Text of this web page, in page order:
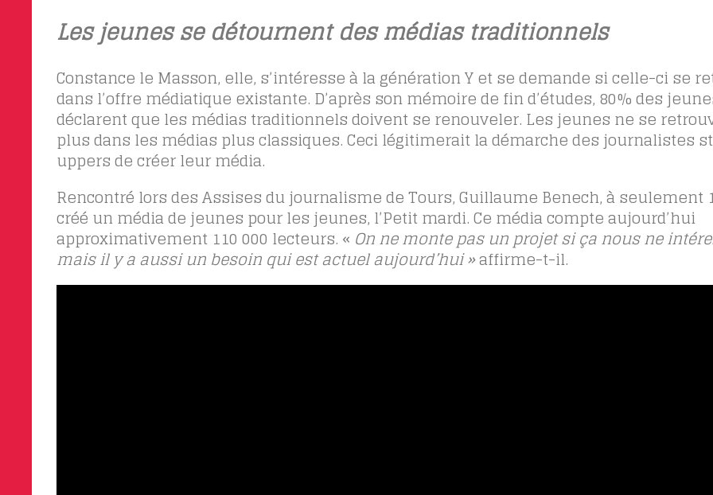
Les jeunes se détournent des médias traditionnels
Constance le Masson, elle, s’intéresse à la génération Y et se demande si celle-ci se
dans l’offre médiatique existante. D’après son mémoire de fin d’études, 80% des
déclarent que les médias traditionnels doivent se renouveler. Les jeunes ne se
plus dans les médias plus classiques. Ceci légitimerait la démarche des journalistes
uppers de créer leur média.
Rencontré lors des Assises du journalisme de Tours, Guillaume Benech, à seulement
créé un média de jeunes pour les jeunes, l’Petit mardi. Ce média compte aujourd’hui
approximativement 110 000 lecteurs. « On ne monte pas un projet si ça nous ne
mais il y a aussi un besoin qui est actuel aujourd’hui »affirme-t-il.